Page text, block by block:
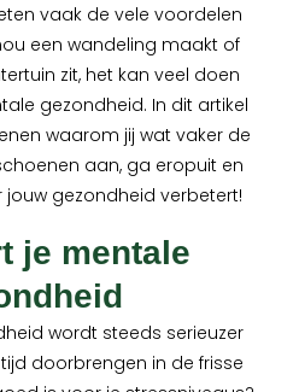
vaak de vele voordelen
een wandeling maakt of
zit, het kan veel doen
gezondheid. In dit artikel
waarom jij wat vaker de
aan, ga eropuit en
gezondheid verbetert!
je mentale
wordt steeds serieuzer
doorbrengen in de frisse